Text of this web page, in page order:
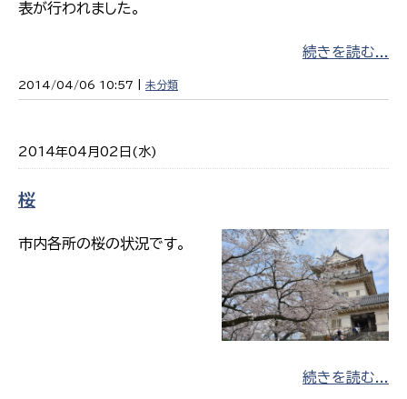
表が行われました。
続きを読む...
2014/04/06 10:57 | 未分類
2014年04月02日(水)
桜
市内各所の桜の状況です。
続きを読む...